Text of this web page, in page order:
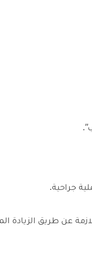
جراحية.
عن طريق الزيادة